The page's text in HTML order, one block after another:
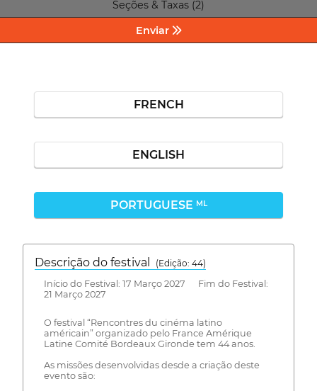
Seções & Taxas (2)
Enviar
FRENCH
ENGLISH
PORTUGUESE ML
Descrição do festival
(Edição: 44)
Início do Festival: 17 Março 2027 Fim do Festival:
21 Março 2027
O festival “Rencontres du cinéma latino
américain” organizado pelo France Amérique
Latine Comité Bordeaux Gironde tem 44 anos.
As missões desenvolvidas desde a criação deste
evento são: